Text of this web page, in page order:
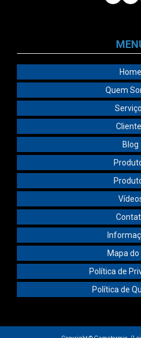
Home
Quem
Blog
Mapa do
Política de
Política de